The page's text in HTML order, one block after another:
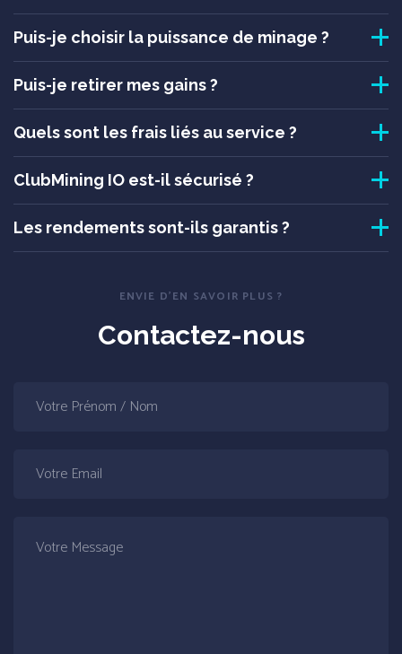
Puis-je choisir la puissance de minage ?
Puis-je retirer mes gains ?
Quels sont les frais liés au service ?
ClubMining IO est-il sécurisé ?
Les rendements sont-ils garantis ?
ENVIE D'EN SAVOIR PLUS ?
Contactez-nous